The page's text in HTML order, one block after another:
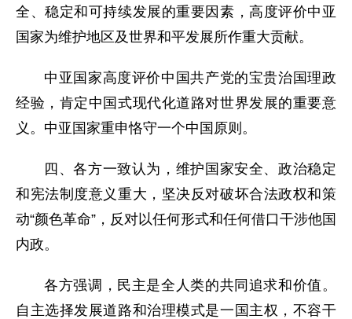
全、稳定和可持续发展的重要因素，高度评价中亚
国家为维护地区及世界和平发展所作重大贡献。
中亚国家高度评价中国共产党的宝贵治国理政
经验，肯定中国式现代化道路对世界发展的重要意
义。中亚国家重申恪守一个中国原则。
四、各方一致认为，维护国家安全、政治稳定
和宪法制度意义重大，坚决反对破坏合法政权和策
动“颜色革命”，反对以任何形式和任何借口干涉他国
内政。
各方强调，民主是全人类的共同追求和价值。
自主选择发展道路和治理模式是一国主权，不容干